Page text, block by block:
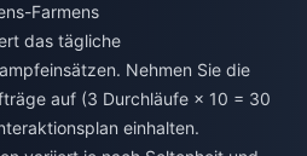
Farmens
das tägliche
Nehmen Sie die
auf (3 Durchläufe × 10 = 30
einhalten.